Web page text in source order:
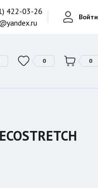
422-03-26
Войти
0 0
Фонари поисковые
Фонари тактические